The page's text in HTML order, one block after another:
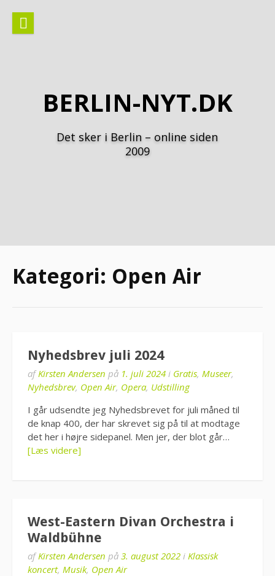
indhold
BERLIN-NYT.DK
Det sker i Berlin – online siden
2009
Kategori: Open Air
Nyhedsbrev juli 2024
afKirsten Andersen på 1. juli 2024 i Gratis, Museer,
Nyhedsbrev, Open Air, Opera, Udstilling
I går udsendte jeg Nyhedsbrevet for juli måned til
de knap 400, der har skrevet sig på til at modtage
det her i højre sidepanel. Men jer, der blot går…
[Læs videre]
West-Eastern Divan Orchestra i
Waldbühne
afKirsten Andersen på 3. august 2022 i Klassisk
koncert, Musik, Open Air